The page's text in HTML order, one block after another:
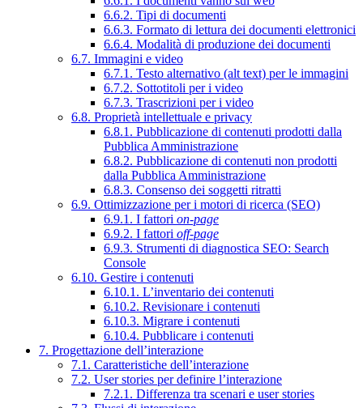
6.6.2. Tipi di documenti
6.6.3. Formato di lettura dei documenti elettronici
6.6.4. Modalità di produzione dei documenti
6.7. Immagini e video
6.7.1. Testo alternativo (alt text) per le immagini
6.7.2. Sottotitoli per i video
6.7.3. Trascrizioni per i video
6.8. Proprietà intellettuale e privacy
6.8.1. Pubblicazione di contenuti prodotti dalla
Pubblica Amministrazione
6.8.2. Pubblicazione di contenuti non prodotti
dalla Pubblica Amministrazione
6.8.3. Consenso dei soggetti ritratti
6.9. Ottimizzazione per i motori di ricerca (SEO)
6.9.1. I fattori on-page
6.9.2. I fattori off-page
6.9.3. Strumenti di diagnostica SEO: Search
Console
6.10. Gestire i contenuti
6.10.1. L’inventario dei contenuti
6.10.2. Revisionare i contenuti
6.10.3. Migrare i contenuti
6.10.4. Pubblicare i contenuti
7. Progettazione dell’interazione
7.1. Caratteristiche dell’interazione
7.2. User stories per definire l’interazione
7.2.1. Differenza tra scenari e user stories